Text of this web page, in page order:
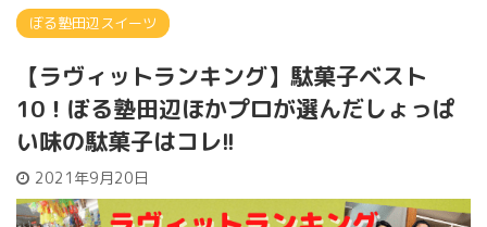
ぼる塾田辺スイーツ
【ラヴィットランキング】駄菓子ベスト
10！ぼる塾田辺ほかプロが選んだしょっぱ
い味の駄菓子はコレ!!
2021年9月20日